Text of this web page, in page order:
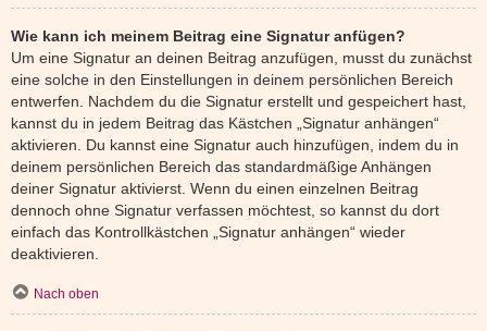
Wie kann ich meinem Beitrag eine Signatur anfügen?
Um eine Signatur an deinen Beitrag anzufügen, musst du zunächst
eine solche in den Einstellungen in deinem persönlichen Bereich
entwerfen. Nachdem du die Signatur erstellt und gespeichert hast,
kannst du in jedem Beitrag das Kästchen „Signatur anhängen“
aktivieren. Du kannst eine Signatur auch hinzufügen, indem du in
deinem persönlichen Bereich das standardmäßige Anhängen
deiner Signatur aktivierst. Wenn du einen einzelnen Beitrag
dennoch ohne Signatur verfassen möchtest, so kannst du dort
einfach das Kontrollkästchen „Signatur anhängen“ wieder
deaktivieren.
Nach oben